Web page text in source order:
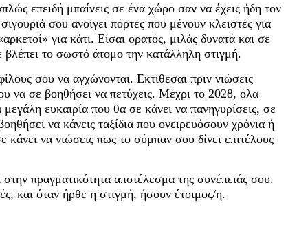
επειδή μπαίνεις σε ένα χώρο σαν να έχεις ήδη τον
σου ανοίγει πόρτες που μένουν κλειστές για
για κάτι. Είσαι ορατός, μιλάς δυνατά και σε
βλέπει το σωστό άτομο την κατάλληλη στιγμή.
σου να αγχώνονται. Εκτίθεσαι πριν νιώσεις
να σε βοηθήσει να πετύχεις. Μέχρι το 2028, όλα
ευκαιρία που θα σε κάνει να πανηγυρίσεις, σε
να κάνεις ταξίδια που ονειρευόσουν χρόνια ή
κάνει να νιώσεις πως το σύμπαν σου δίνει επιτέλους
πραγματικότητα αποτέλεσμα της συνέπειάς σου.
και όταν ήρθε η στιγμή, ήσουν έτοιμος/η.